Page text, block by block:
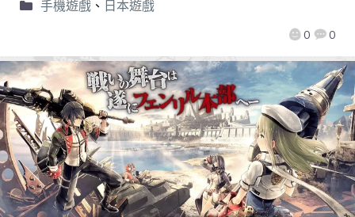
0 0
手機遊戲、 日本遊戲